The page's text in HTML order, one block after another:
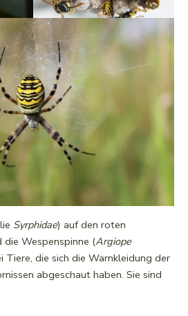
Syrphidae) auf den roten
Wespenspinne (Argiope
Tiere, die sich die Warnkleidung der
abgeschaut haben. Sie sind